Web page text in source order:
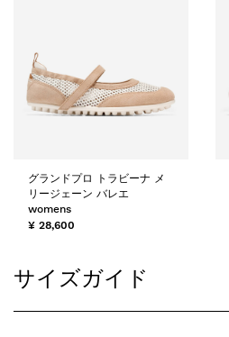
グランドプロ トラビーナ メ
リージェーン バレエ
womens
¥ 28,600
サイズガイド